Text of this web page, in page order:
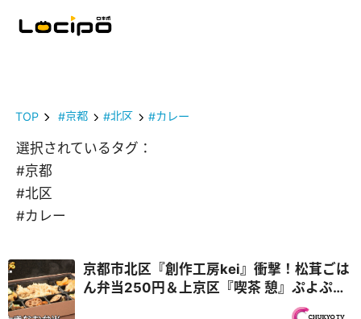
TOP #京都 #北区 #カレー
選択されているタグ：
#京都
#北区
#カレー
京都市北区『創作工房kei』衝撃！松茸ごは
ん弁当250円＆上京区『喫茶 憩』ぷよぷよ
卵のオムレツカレー再び！秋の京都 2,000